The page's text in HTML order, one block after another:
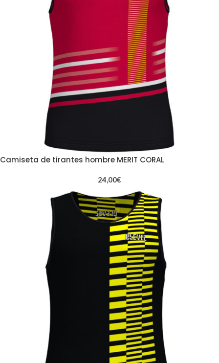
Camiseta de tirantes hombre MERIT CORAL
24,00€